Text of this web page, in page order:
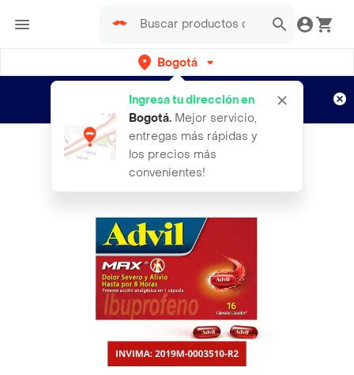
Bogotá
Ingresa tu dirección en
Bogotá. Mejor servicio,
entregas más rápidas y
los precios más
convenientes!
envíos gratis por semanas
Aplican TyC